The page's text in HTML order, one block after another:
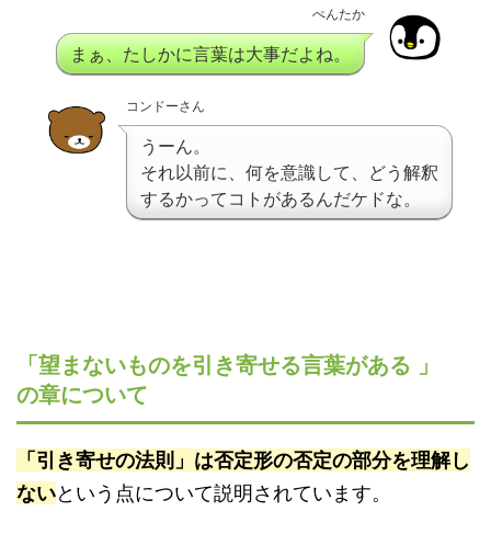
ぺんたか
まぁ、たしかに言葉は大事だよね。
コンドーさん
うーん。
それ以前に、何を意識して、どう解釈
するかってコトがあるんだケドな。
「望まないものを引き寄せる言葉がある 」
の章について
「引き寄せの法則」は否定形の否定の部分を理解し
ないという点について説明されています。